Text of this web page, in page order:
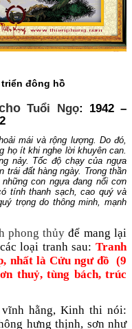
đông hồ
Tuổi Ngọ: 1942 –
mái và rộng lượng. Do đó,
họ ít khi nghe lời khuyên can.
nảy. Tốc độ chạy của ngựa
trái đất hàng ngày. Trong thần
con ngựa đang nổi cơn
tính thanh sạch, cao quý và
trọng do thông minh, mạnh
phong thủy để mang lại
loại tranh sau: Tranh
nhất là Cửu ngư đồ (9
thuỷ, tùng bách, trúc
hằng, Kinh thi nói:
hưng thịnh, sơn như